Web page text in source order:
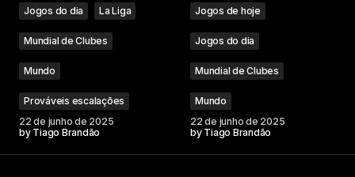
Jogos do dia La Liga
Mundial de Clubes
Mundo
Prováveis escalações
22 de junho de 2025
by Tiago Brandão
Jogos de hoje
Jogos do dia
Mundial de Clubes
Mundo
22 de junho de 2025
by Tiago Brandão